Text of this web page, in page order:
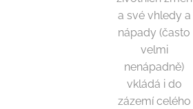
a své vhledy a
nápady (často
velmi
nenápadně)
vkládá i do
zázemí celého